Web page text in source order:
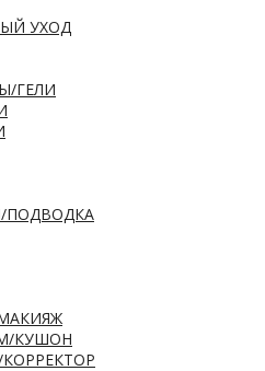
УХОД
ГЕЛИ
ПОДВОДКА
КУШОН